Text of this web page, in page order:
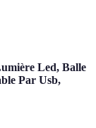
Led, Balle
Par Usb,